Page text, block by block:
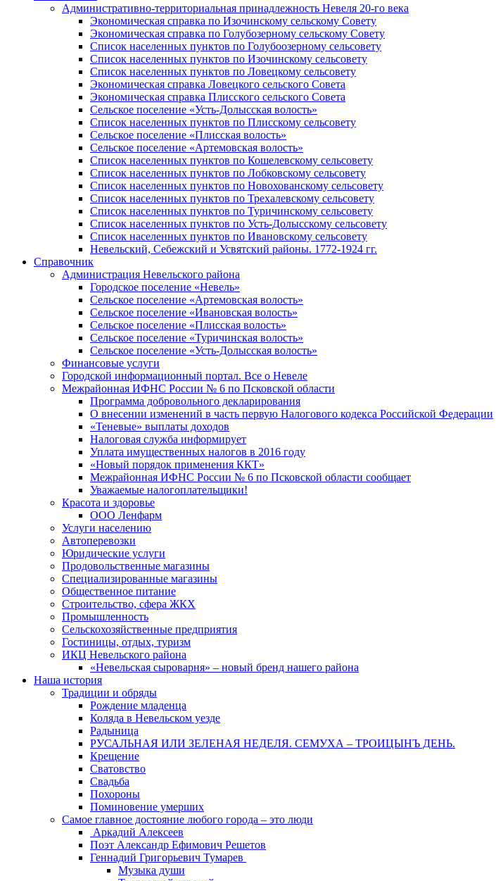
Административно-территориальная принадлежность Невеля 20-го века
Экономическая справка по Изочинскому сельскому Совету
Экономическая справка по Голубозерному сельскому Совету
Список населенных пунктов по Голубоозерному сельсовету
Список населенных пунктов по Изочинскому сельсовету
Список населенных пунктов по Ловецкому сельсовету
Экономическая справка Ловецкого сельского Совета
Экономическая справка Плисского сельского Совета
Сельское поселение «Усть-Долысская волость»
Список населенных пунктов по Плисскому сельсовету
Сельское поселение «Плисская волость»
Сельское поселение «Артемовская волость»
Список населенных пунктов по Кошелевскому сельсовету
Список населенных пунктов по Лобковскому сельсовету
Список населенных пунктов по Новохованскому сельсовету
Список населенных пунктов по Трехалевскому сельсовету
Список населенных пунктов по Туричинскому сельсовету
Список населенных пунктов по Усть-Долысскому сельсовету
Список населенных пунктов по Ивановскому сельсовету
Невельский, Себежский и Усвятский районы. 1772-1924 гг.
Справочник
Администрация Невельского района
Городское поселение «Невель»
Сельское поселение «Артемовская волость»
Сельское поселение «Ивановская волость»
Сельское поселение «Плисская волость»
Сельское поселение «Туричинская волость»
Сельское поселение «Усть-Долысская волость»
Финансовые услуги
Городской информационный портал. Все о Невеле
Межрайонная ИФНС России № 6 по Псковской области
Программа добровольного декларирования
О внесении изменений в часть первую Налогового кодекса Российской Федерации
«Теневые» выплаты доходов
Налоговая служба информирует
Уплата имущественных налогов в 2016 году
«Новый порядок применения ККТ»
Межрайонная ИФНС России № 6 по Псковской области сообщает
Уважаемые налогоплательщики!
Красота и здоровье
ООО Ленфарм
Услуги населению
Автоперевозки
Юридические услуги
Продовольственные магазины
Специализированные магазины
Общественное питание
Строительство, сфера ЖКХ
Промышленность
Сельскохозяйственные предприятия
Гостиницы, отдых, туризм
ИКЦ Невельского района
«Невельская сыроварня» – новый бренд нашего района
Наша история
Традиции и обряды
Рождение младенца
Коляда в Невельском уезде
Радыница
РУСАЛЬНАЯ ИЛИ ЗЕЛЕНАЯ НЕДЕЛЯ. СЕМУХА – ТРОИЦЫНЪ ДЕНЬ.
Крещение
Сватовство
Свадьба
Похороны
Поминовение умерших
Самое главное достояние любого города – это люди
Аркадий Алексеев
Поэт Александр Ефимович Решетов
Геннадий Григорьевич Тумарев
Музыка души